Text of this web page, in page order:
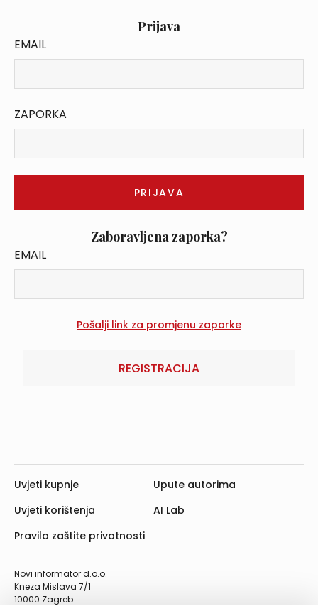
Prijava
EMAIL
ZAPORKA
Zaboravljena zaporka?
EMAIL
REGISTRACIJA
Novi informator d.o.o.
Kneza Mislava 7/1
10000 Zagreb
Uvjeti kupnje
Uvjeti korištenja
Pravila zaštite privatnosti
Upute autorima
AI Lab